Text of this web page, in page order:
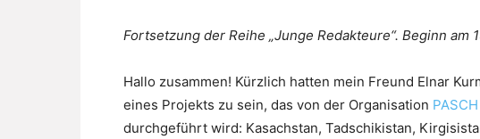
Fortsetzung der Reihe „Junge Redakteure“. Beginn am
Hallo zusammen! Kürzlich hatten mein Freund Elnar
eines Projekts zu sein, das von der Organisation PASCH
durchgeführt wird: Kasachstan, Tadschikistan,